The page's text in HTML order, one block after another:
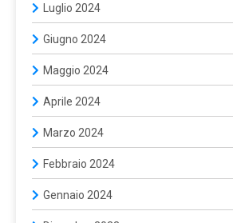
Luglio 2024
Giugno 2024
Maggio 2024
Aprile 2024
Marzo 2024
Febbraio 2024
Gennaio 2024